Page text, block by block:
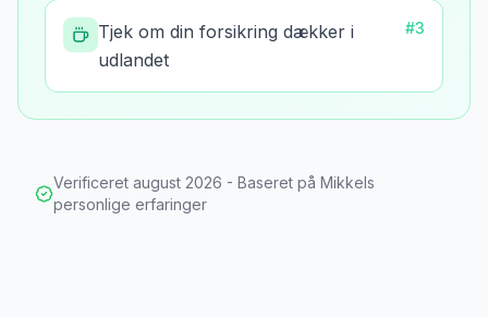
Tjek om din forsikring dækker i
udlandet
#3
Verificeret august 2026 - Baseret på Mikkels
personlige erfaringer